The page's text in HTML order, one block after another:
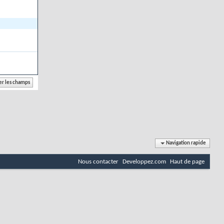
Navigation rapide
Nous contacter Developpez.com Haut de page